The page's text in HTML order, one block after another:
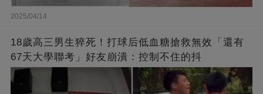
2025/04/14
18歲高三男生猝死！打球后低血糖搶救無效「還有
67天大學聯考」好友崩潰：控制不住的抖